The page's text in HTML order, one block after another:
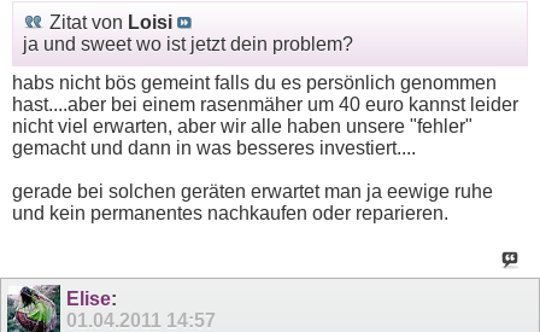
Zitat von Loisi
ja und sweet wo ist jetzt dein problem?
habs nicht bös gemeint falls du es persönlich genommen
hast....aber bei einem rasenmäher um 40 euro kannst leider
nicht viel erwarten, aber wir alle haben unsere "fehler"
gemacht und dann in was besseres investiert....
gerade bei solchen geräten erwartet man ja eewige ruhe
und kein permanentes nachkaufen oder reparieren.
Elise:
01.04.2011 14:57